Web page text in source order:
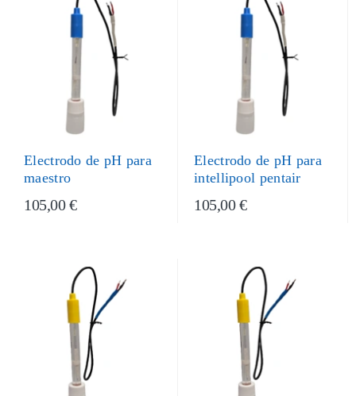
Electrodo de pH para
maestro
105,00 €
Electrodo de pH para
intellipool pentair
105,00 €